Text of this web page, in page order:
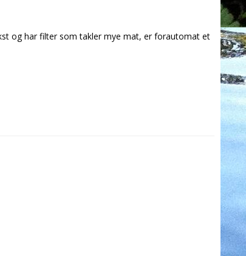
og har filter som takler mye mat, er forautomat et